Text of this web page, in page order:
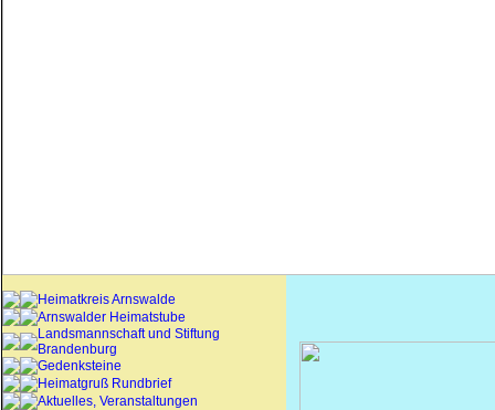
Heimatkreis Arnswalde
Arnswalder Heimatstube
Landsmannschaft und Stiftung
Brandenburg
Gedenksteine
Heimatgruß Rundbrief
Aktuelles, Veranstaltungen